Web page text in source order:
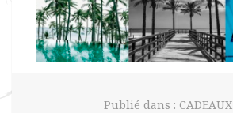
Publié dans : CADEAUX